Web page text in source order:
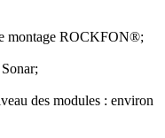
montage ROCKFON®;
des modules : environ